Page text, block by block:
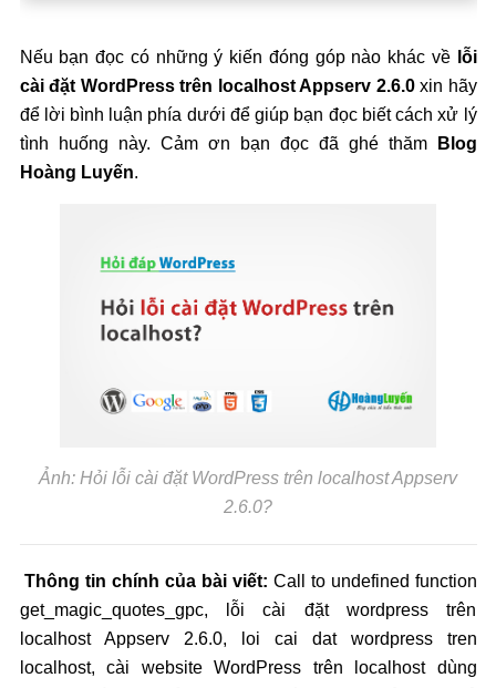
Nếu bạn đọc có những ý kiến đóng góp nào khác vềlỗi
cài đặt WordPress trên localhost Appserv 2.6.0 xin hãy
để lời bình luận phía dưới để giúp bạn đọc biết cách xử lý
tình huống này. Cảm ơn bạn đọc đã ghé thăm
Blog
Hoàng Luyến.
Ảnh: Hỏi lỗi cài đặt WordPress trên localhost Appserv
2.6.0?
Thông tin chính của bài viết: Call to undefined function
get_magic_quotes_gpc, lỗi cài đặt wordpress trên
localhost Appserv 2.6.0, loi cai dat wordpress tren
localhost, cài website WordPress trên localhost dùng